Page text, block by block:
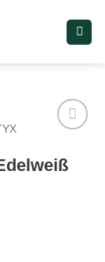
wishlist